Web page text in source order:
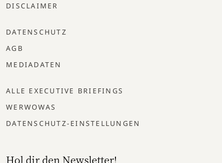
DISCLAIMER
DATENSCHUTZ
AGB
MEDIADATEN
ALLE EXECUTIVE BRIEFINGS
WERWOWAS
DATENSCHUTZ-EINSTELLUNGEN
Hol dir den Newsletter!